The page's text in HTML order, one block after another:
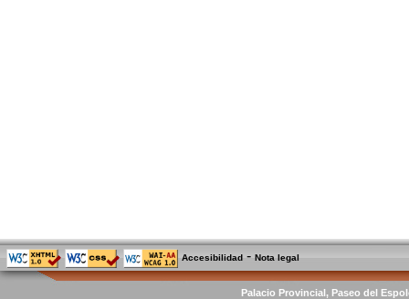
Accesibilidad -Nota legal
Palacio Provincial, Paseo del